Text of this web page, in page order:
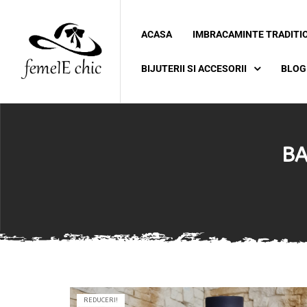
ACASA IMBRACAMINTE
BIJUTERII SI ACCESORII BLOG
REDUCERI!